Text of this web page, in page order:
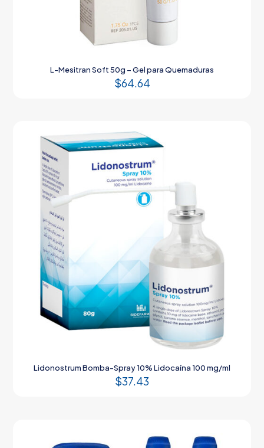
L-Mesitran Soft 50g – Gel para Quemaduras
$64.64
Lidonostrum Bomba-Spray 10% Lidocaína 100 mg/ml
$37.43